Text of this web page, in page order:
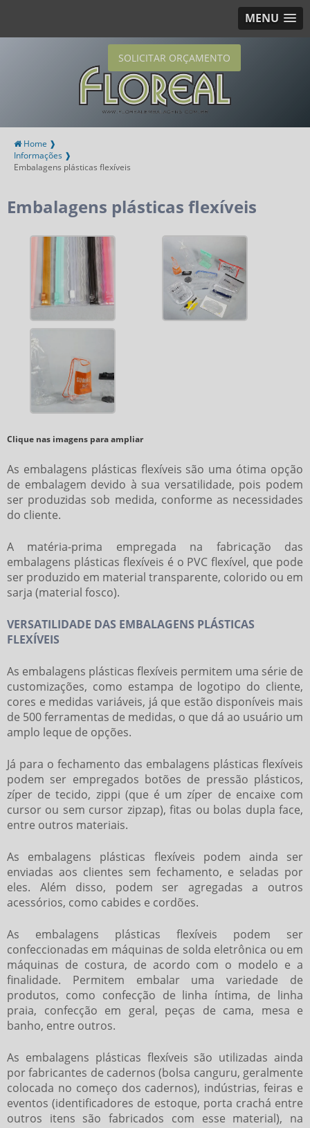
MENU
SOLICITAR ORÇAMENTO
Home ❱
Informações ❱
Embalagens plásticas flexíveis
Embalagens plásticas flexíveis
Clique nas imagens para ampliar
As embalagens plásticas flexíveis são uma ótima opção
de embalagem devido à sua versatilidade, pois podem
ser produzidas sob medida, conforme as necessidades
do cliente.
A matéria-prima empregada na fabricação das
embalagens plásticas flexíveis é o PVC flexível, que pode
ser produzido em material transparente, colorido ou em
sarja (material fosco).
VERSATILIDADE DAS EMBALAGENS PLÁSTICAS
FLEXÍVEIS
As embalagens plásticas flexíveis permitem uma série de
customizações, como estampa de logotipo do cliente,
cores e medidas variáveis, já que estão disponíveis mais
de 500 ferramentas de medidas, o que dá ao usuário um
amplo leque de opções.
Já para o fechamento das embalagens plásticas flexíveis
podem ser empregados botões de pressão plásticos,
zíper de tecido, zippi (que é um zíper de encaixe com
cursor ou sem cursor zipzap), fitas ou bolas dupla face,
entre outros materiais.
As embalagens plásticas flexíveis podem ainda ser
enviadas aos clientes sem fechamento, e seladas por
eles. Além disso, podem ser agregadas a outros
acessórios, como cabides e cordões.
As embalagens plásticas flexíveis podem ser
confeccionadas em máquinas de solda eletrônica ou em
máquinas de costura, de acordo com o modelo e a
finalidade. Permitem embalar uma variedade de
produtos, como confecção de linha íntima, de linha
praia, confecção em geral, peças de cama, mesa e
banho, entre outros.
As embalagens plásticas flexíveis são utilizadas ainda
por fabricantes de cadernos (bolsa canguru, geralmente
colocada no começo dos cadernos), indústrias, feiras e
eventos (identificadores de estoque, porta crachá entre
outros itens são fabricados com esse material), na